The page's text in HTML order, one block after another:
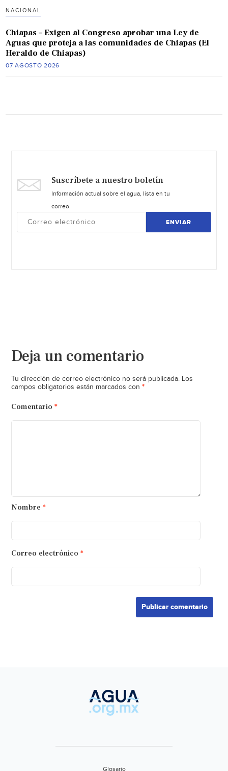
NACIONAL
Chiapas – Exigen al Congreso aprobar una Ley de
Aguas que proteja a las comunidades de Chiapas (El
Heraldo de Chiapas)
07 AGOSTO 2026
Suscríbete a nuestro boletín
Información actual sobre el agua, lista en tu
correo.
ENVIAR
Deja un comentario
Tu dirección de correo electrónico no será publicada. Los
campos obligatorios están marcados con *
Comentario *
Nombre *
Correo electrónico *
Glosario